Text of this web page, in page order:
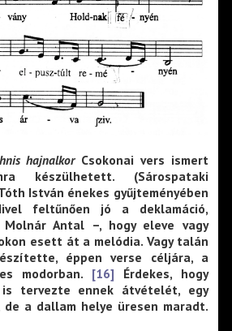
hajnalkorCsokonai vers ismert
készülhetett. (Sárospataki
István énekes gyűjteményében
feltűnően jó a deklamáció,
Antal –, hogy eleve vagy
esett át a melódia. Vagy talán
éppen verse céljára, a
modorban. [16]
Érdekes, hogy
is tervezte ennek átvételét, egy
a dallam helye üresen maradt.